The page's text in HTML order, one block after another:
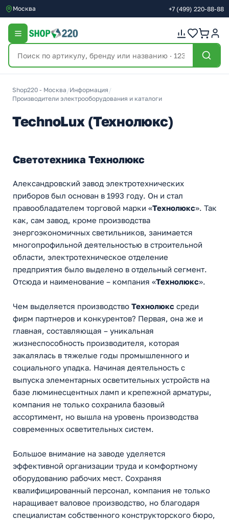
Москва +7 (499) 220-88-88
Shop220 - Москва /Информация /
Производители электрооборудования и каталоги
TechnoLux (Технолюкс)
Светотехника Технолюкс
Александровский завод электротехнических
приборов был основан в 1993 году. Он и стал
правообладателем торговой марки «Технолюкс». Так
как, сам завод, кроме производства
энергоэкономичных светильников, занимается
многопрофильной деятельностью в строительной
области, электротехническое отделение
предприятия было выделено в отдельный сегмент.
Отсюда и наименование – компания «Технолюкс».
Чем выделяется производство Технолюкс среди
фирм партнеров и конкурентов? Первая, она же и
главная, составляющая – уникальная
жизнеспособность производителя, которая
закалялась в тяжелые годы промышленного и
социального упадка. Начиная деятельность с
выпуска элементарных осветительных устройств на
базе люминесцентных ламп и крепежной арматуры,
компания не только сохранила базовый
ассортимент, но вышла на уровень производства
современных осветительных систем.
Большое внимание на заводе уделяется
эффективной организации труда и комфортному
оборудованию рабочих мест. Сохраняя
квалифицированный персонал, компания не только
наращивает валовое производство, но благодаря
специалистам собственного конструкторского бюро,